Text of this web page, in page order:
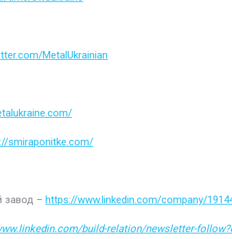
MetalUkrainian
smiraponitke.com/
завод – https://www.linkedin.com/company/
build-relation/newsletter-